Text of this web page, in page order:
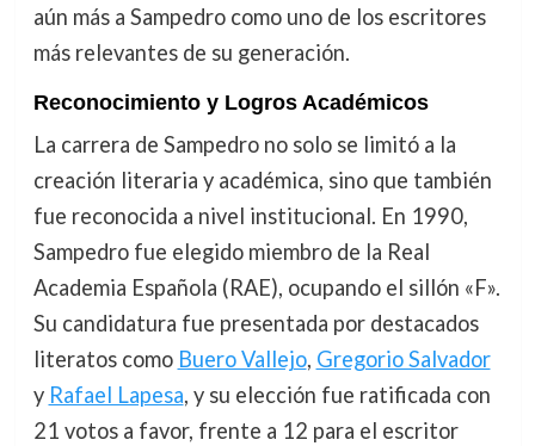
aún más a Sampedro como uno de los escritores
más relevantes de su generación.
Reconocimiento y Logros Académicos
La carrera de Sampedro no solo se limitó a la
creación literaria y académica, sino que también
fue reconocida a nivel institucional. En 1990,
Sampedro fue elegido miembro de la Real
Academia Española (RAE), ocupando el sillón «F».
Su candidatura fue presentada por destacados
literatos como Buero Vallejo, Gregorio Salvador
y Rafael Lapesa, y su elección fue ratificada con
21 votos a favor, frente a 12 para el escritor